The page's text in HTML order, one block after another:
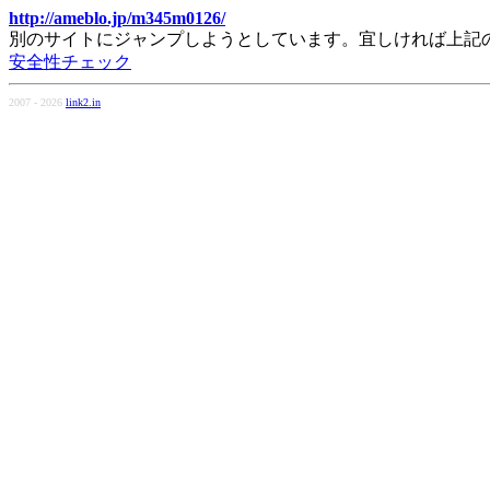
http://ameblo.jp/m345m0126/
別のサイトにジャンプしようとしています。宜しければ上記
安全性チェック
2007 - 2026 link2.in